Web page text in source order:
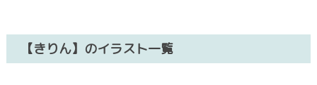
【きりん】のイラスト一覧